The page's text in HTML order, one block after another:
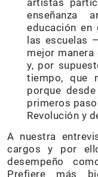
artistas
enseñanza
educación en
las escuelas
mejor
y, por
tiempo, que
porque
primeros
Revolución y
A nuestra
cargos y por
desempeño
Prefiere más